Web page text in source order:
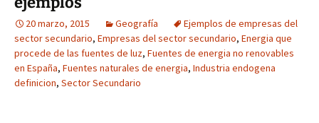
20 marzo, 2015 Geografía
Ejemplos de empresas del
sector secundario, Empresas del sector secundario, Energia que
procede de las fuentes de luz, Fuentes de energia no renovables
en España, Fuentes naturales de energia, Industria endogena
definicion, Sector Secundario